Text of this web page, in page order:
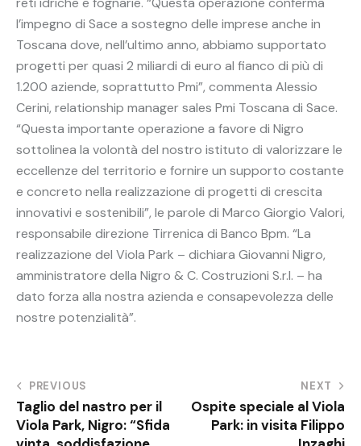
l’impegno di Sace a sostegno delle imprese anche in
Toscana dove, nell’ultimo anno, abbiamo supportato
progetti per quasi 2 miliardi di euro al fianco di più di
1.200 aziende, soprattutto Pmi”, commenta Alessio
Cerini, relationship manager sales Pmi Toscana di Sace.
“Questa importante operazione a favore di Nigro
sottolinea la volontà del nostro istituto di valorizzare le
eccellenze del territorio e fornire un supporto costante
e concreto nella realizzazione di progetti di crescita
innovativi e sostenibili”, le parole di Marco Giorgio Valori,
responsabile direzione Tirrenica di Banco Bpm. “La
realizzazione del Viola Park – dichiara Giovanni Nigro,
amministratore della Nigro & C. Costruzioni S.r.l. – ha
dato forza alla nostra azienda e consapevolezza delle
nostre potenzialità”.
PREVIOUS
Taglio del nastro per il
Viola Park, Nigro: “Sfida
NEXT
Ospite speciale al Viola
Park: in visita Filippo